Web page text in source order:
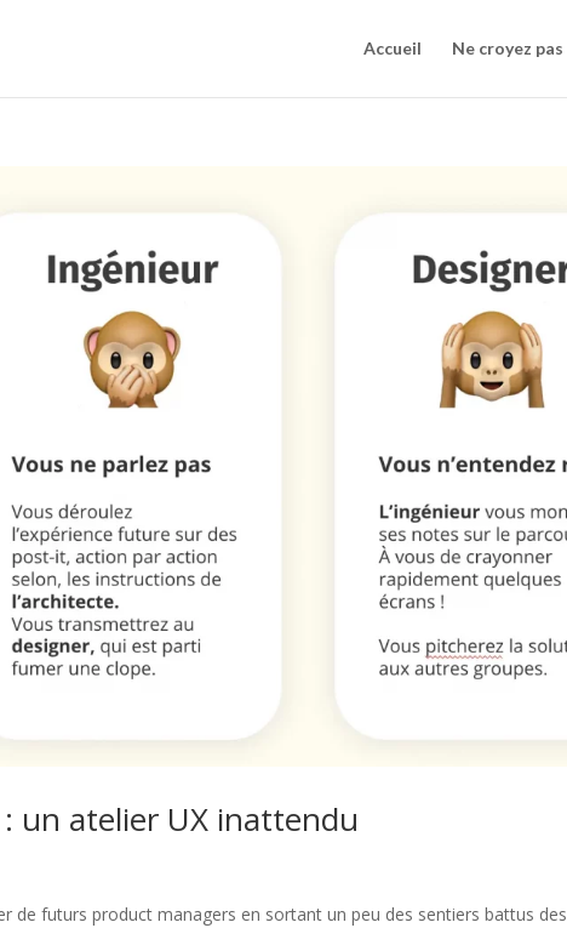
Accueil Ne croyez
un atelier UX inattendu
de futurs product managers en sortant un peu des sentiers battus des